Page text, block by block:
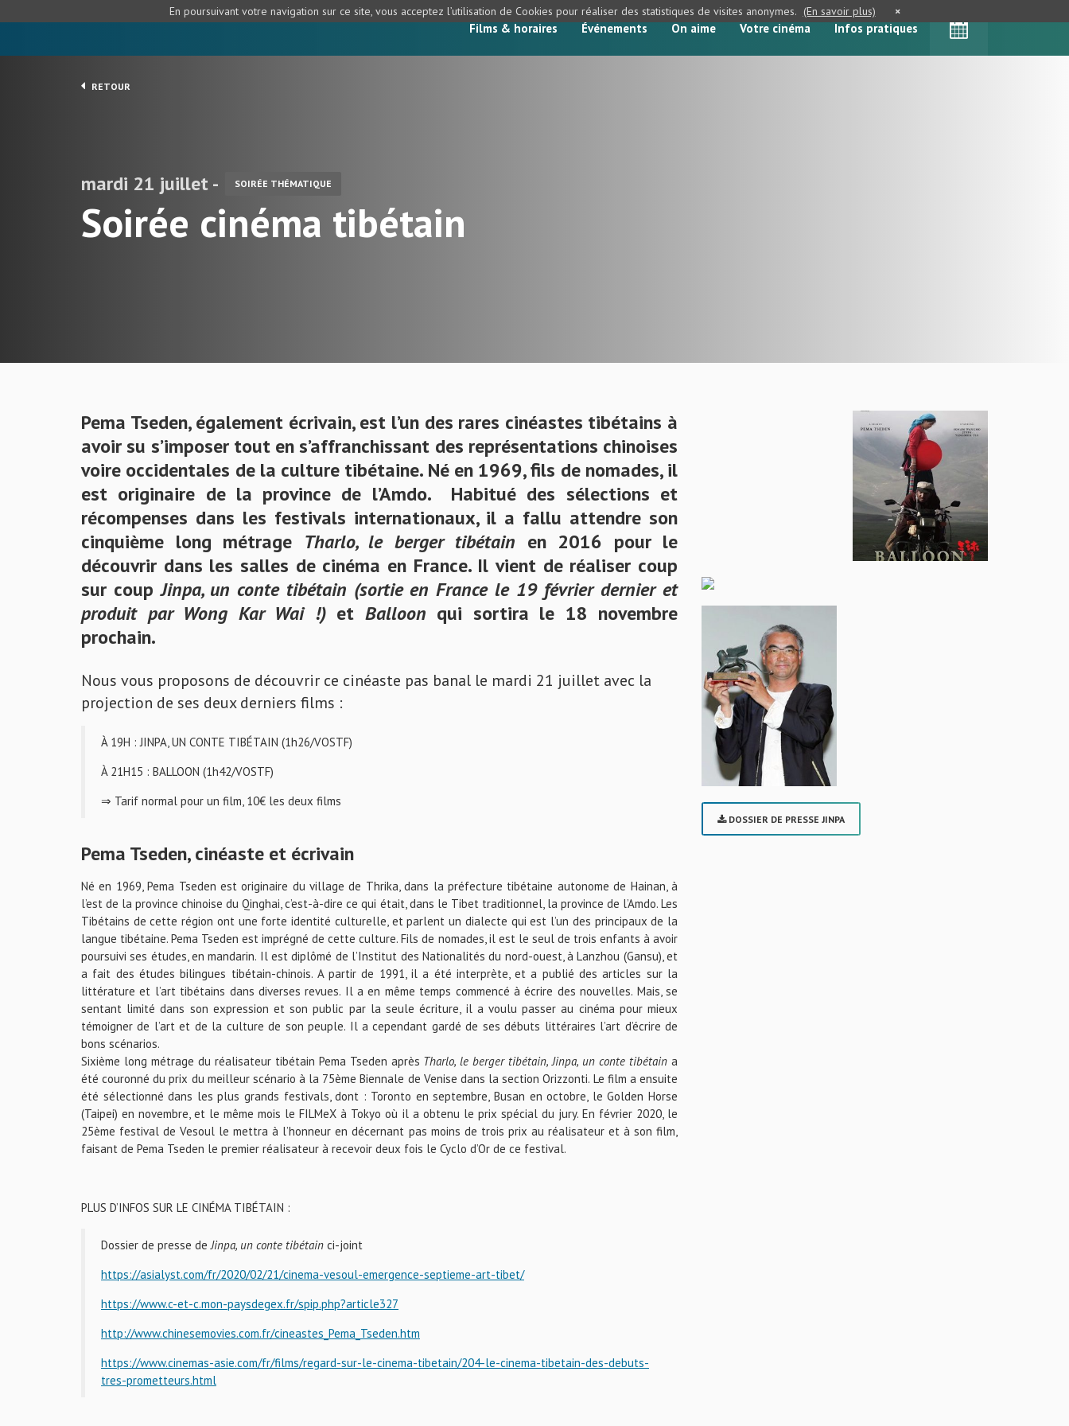
Films & horaires Événements On aime Votre cinéma Infos pratiques
RETOUR
mardi 21 juillet - SOIRÉE THÉMATIQUE
Soirée cinéma tibétain
Pema Tseden, également écrivain, est l’un des rares cinéastes tibétains à
avoir su s’imposer tout en s’affranchissant des représentations chinoises
voire occidentales de la culture tibétaine. Né en 1969, fils de nomades, il
est originaire de la province de l’Amdo. Habitué des sélections et
récompenses dans les festivals internationaux, il a fallu attendre son
cinquième long métrage Tharlo, le berger tibétain en 2016 pour le
découvrir dans les salles de cinéma en France. Il vient de réaliser coup
sur coupJinpa, un conte tibétain (sortie en France le 19 février dernier et
produit par Wong Kar Wai !)et Balloon qui sortira le 18 novembre
prochain.
Nous vous proposons de découvrir ce cinéaste pas banal le mardi 21 juillet avec la
projection de ses deux derniers films :
À 19H : JINPA, UN CONTE TIBÉTAIN (1h26/VOSTF)
À 21H15 : BALLOON (1h42/VOSTF)
⇒ Tarif normal pour un film, 10€ les deux films
Pema Tseden, cinéaste et écrivain
Né en 1969, Pema Tseden est originaire du village de Thrika, dans la préfecture tibétaine autonome de Hainan, à
l’est de la province chinoise du Qinghai, c’est-à-dire ce qui était, dans le Tibet traditionnel, la province de l’Amdo. Les
Tibétains de cette région ont une forte identité culturelle, et parlent un dialecte qui est l’un des principaux de la
langue tibétaine. Pema Tseden est imprégné de cette culture. Fils de nomades, il est le seul de trois enfants à avoir
poursuivi ses études, en mandarin. Il est diplômé de l’Institut des Nationalités du nord-ouest, à Lanzhou (Gansu), et
a fait des études bilingues tibétain-chinois. A partir de 1991, il a été interprète, et a publié des articles sur la
littérature et l’art tibétains dans diverses revues. Il a en même temps commencé à écrire des nouvelles. Mais, se
sentant limité dans son expression et son public par la seule écriture, il a voulu passer au cinéma pour mieux
témoigner de l’art et de la culture de son peuple. Il a cependant gardé de ses débuts littéraires l’art d’écrire de
bons scénarios.
Sixième long métrage du réalisateur tibétain Pema Tseden après Tharlo, le berger tibétain, Jinpa, un conte tibétaina
été couronné du prix du meilleur scénario à la 75ème Biennale de Venise dans la section Orizzonti. Le film a ensuite
été sélectionné dans les plus grands festivals, dont : Toronto en septembre, Busan en octobre, le Golden Horse
(Taipei) en novembre, et le même mois le FILMeX à Tokyo où il a obtenu le prix spécial du jury. En février 2020, le
25ème festival de Vesoul le mettra à l’honneur en décernant pas moins de trois prix au réalisateur et à son film,
faisant de Pema Tseden le premier réalisateur à recevoir deux fois le Cyclo d’Or de ce festival.
PLUS D’INFOS SUR LE CINÉMA TIBÉTAIN :
Dossier de presse deJinpa, un conte tibétain ci-joint
https://asialyst.com/fr/2020/02/21/cinema-vesoul-emergence-septieme-art-tibet/
https://www.c-et-c.mon-paysdegex.fr/spip.php?article327
http://www.chinesemovies.com.fr/cineastes_Pema_Tseden.htm
https://www.cinemas-asie.com/fr/films/regard-sur-le-cinema-tibetain/204-le-cinema-tibetain-des-debuts-
tres-prometteurs.html
DOSSIER DE PRESSE JINPA
En poursuivant votre navigation sur ce site, vous acceptez l’utilisation de Cookies pour réaliser des statistiques de visites anonymes. (En savoir plus) ×